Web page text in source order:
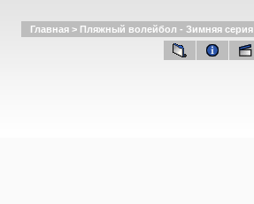
Главная > Пляжный волейбол - Зимняя серия